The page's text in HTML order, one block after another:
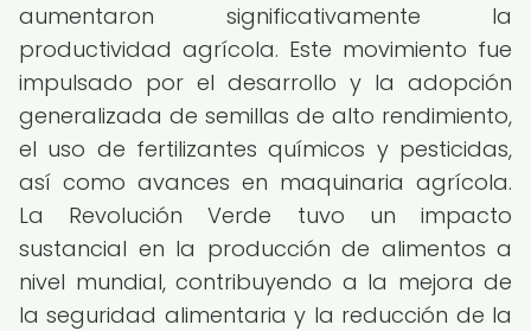
aumentaron significativamente la
productividad agrícola. Este movimiento fue
impulsado por el desarrollo y la adopción
generalizada de semillas de alto rendimiento,
el uso de fertilizantes químicos y pesticidas,
así como avances en maquinaria agrícola.
La Revolución Verde tuvo un impacto
sustancial en la producción de alimentos a
nivel mundial, contribuyendo a la mejora de
la seguridad alimentaria y la reducción de la